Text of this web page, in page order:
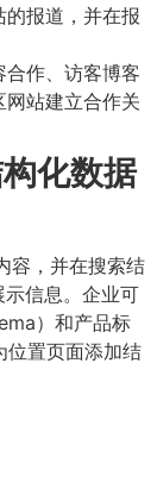
报道，并在报
合作、访客博客
站建立合作关
化数据
容，并在搜索结
信息。企业可
）和产品标
置页面添加结